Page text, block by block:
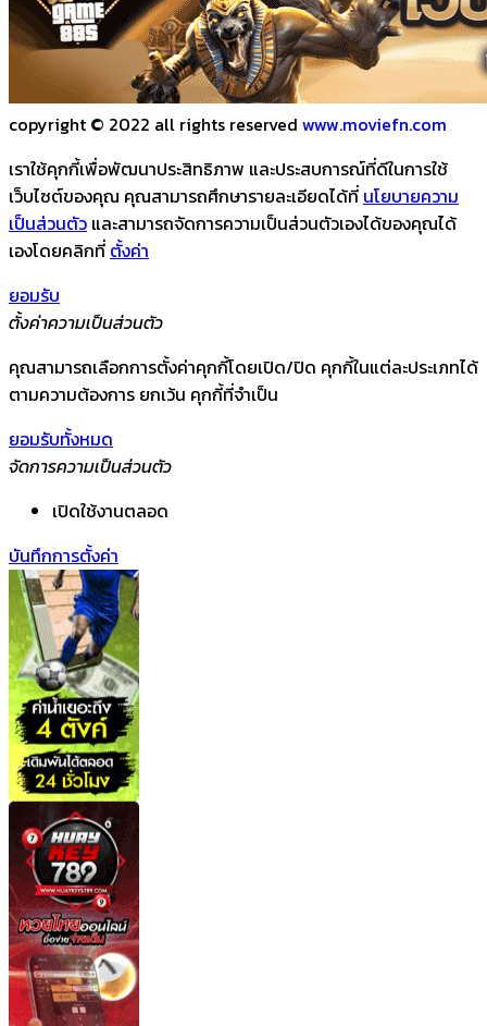
copyright © 2022 all rights reserved www.moviefn.com
เราใช้คุกกี้เพื่อพัฒนาประสิทธิภาพ และประสบการณ์ที่ดีในการใช้
เว็บไซต์ของคุณ คุณสามารถศึกษารายละเอียดได้ที่ นโยบายความ
เป็นส่วนตัว และสามารถจัดการความเป็นส่วนตัวเองได้ของคุณได้
เองโดยคลิกที่ ตั้งค่า
ยอมรับ
ตั้งค่าความเป็นส่วนตัว
คุณสามารถเลือกการตั้งค่าคุกกี้โดยเปิด/ปิด คุกกี้ในแต่ละประเภทได้
ตามความต้องการ ยกเว้น คุกกี้ที่จำเป็น
ยอมรับทั้งหมด
จัดการความเป็นส่วนตัว
เปิดใช้งานตลอด
บันทึกการตั้งค่า